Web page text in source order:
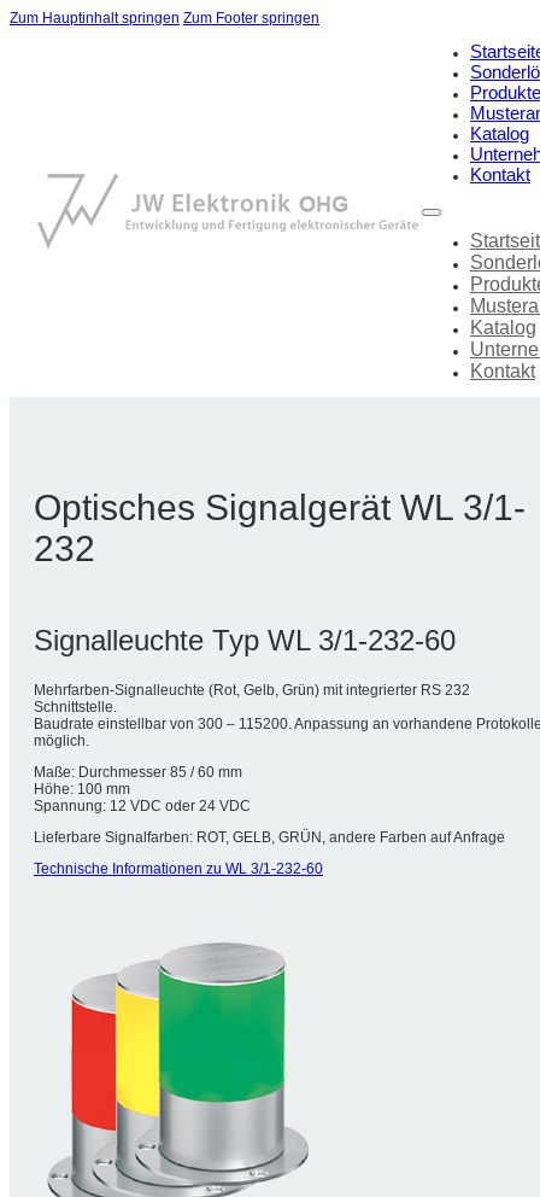
Zum Hauptinhalt springen Zum Footer springen
Produkte
Katalog
Kontakt
Katalog
Kontakt
Optisches Signalgerät WL 3/1-
232
Signalleuchte Typ WL 3/1-232-60
Mehrfarben-Signalleuchte (Rot, Gelb, Grün) mit integrierter RS 232
Schnittstelle.
Baudrate einstellbar von 300 – 115200. Anpassung an vorhandene
möglich.
Maße: Durchmesser 85 / 60 mm
Höhe: 100 mm
Spannung: 12 VDC oder 24 VDC
Lieferbare Signalfarben: ROT, GELB, GRÜN, andere Farben auf Anfrage
Technische Informationen zu WL 3/1-232-60